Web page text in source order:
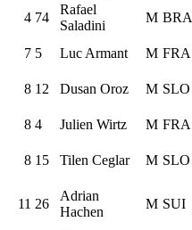
4 74
Rafael
Saladini
M BRA
7 5 Luc Armant M FRA
8 12 Dusan Oroz M SLO
8 4 Julien Wirtz M FRA
8 15 Tilen Ceglar M SLO
11 26
Adrian
Hachen
M SUI